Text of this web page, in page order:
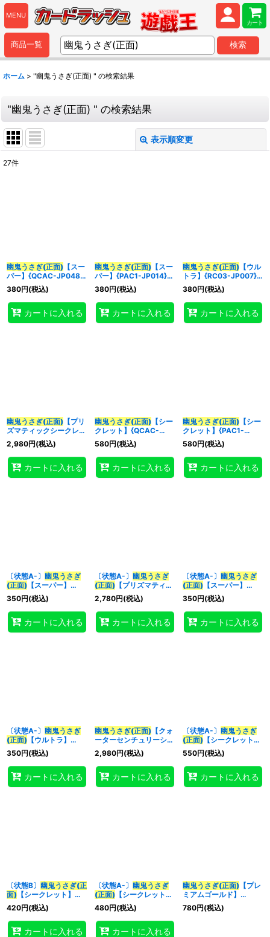
MENU
カート
商品一覧 検索
ホーム > "幽鬼うさぎ(正面) " の検索結果
"幽鬼うさぎ(正面) " の検索結果
表示順変更
カテゴリ:
特集:
27件
幽鬼うさぎ(正面) 【スー
パー】{QCAC-JP048}
《モンスター》
380円(税込)
カートに入れる
幽鬼うさぎ(正面)【スー
パー】{PAC1-JP014}
《モンスター》
380円(税込)
カートに入れる
幽鬼うさぎ(正面)【ウル
トラ】{RC03-JP007}
《モンスター》
380円(税込)
カートに入れる
幽鬼うさぎ(正面) 【プリ
ズマティックシークレッ
ト】{PAC1-JP014}《モ
ンスター》
2,980円(税込)
カートに入れる
幽鬼うさぎ(正面)【シー
クレット】{QCAC-
JP048}《モンスター》
580円(税込)
カートに入れる
幽鬼うさぎ(正面)【シー
クレット】{PAC1-
JP014}《モンスター》
580円(税込)
カートに入れる
〔状態A-〕 幽鬼うさぎ
(正面) 【スーパー】
{QCAC-JP048}《モン
スター》
350円(税込)
カートに入れる
〔状態A-〕 幽鬼うさぎ
(正面)【プリズマティッ
クシークレット】
{PAC1-JP014}《モンス
ター》
2,780円(税込)
カートに入れる
〔状態A-〕 幽鬼うさぎ
(正面)【スーパー】
{PAC1-JP014}《モンス
ター》
350円(税込)
カートに入れる
〔状態A-〕 幽鬼うさぎ
(正面) 【ウルトラ】
{RC03-JP007}《モン
スター》
350円(税込)
カートに入れる
幽鬼うさぎ(正面)【クォ
ーターセンチュリーシー
クレット】{QCAC-
JP048}《モンスター》
2,980円(税込)
カートに入れる
〔状態A-〕 幽鬼うさぎ
(正面)【シークレット】
{QCAC-JP048}《モン
スター》
550円(税込)
カートに入れる
〔状態B〕 幽鬼うさぎ(正
面) 【シークレット】
{PAC1-JP014}《モンス
ター》
420円(税込)
カートに入れる
〔状態A-〕 幽鬼うさぎ
(正面)【シークレット】
{PAC1-JP014}《モンス
ター》
480円(税込)
カートに入れる
幽鬼うさぎ(正面)【プレ
ミアムゴールド】
{RC03-JP007}《モン
スター》
780円(税込)